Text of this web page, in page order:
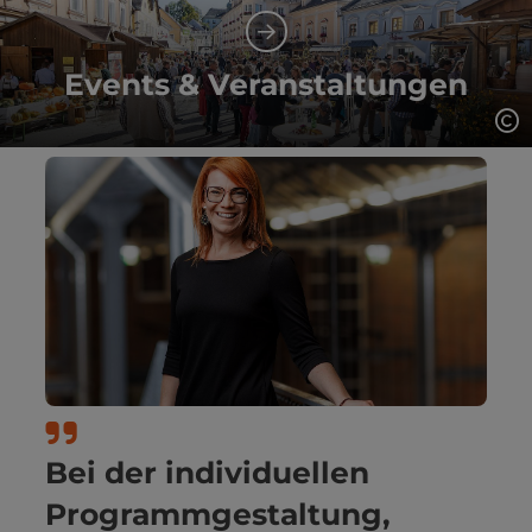
Events & Veranstaltungen
Bei der individuellen
Programmgestaltung,